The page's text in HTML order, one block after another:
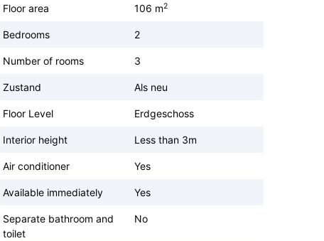
Floor area 106 m2
Bedrooms 2
Number of rooms 3
Zustand Als neu
Floor Level Erdgeschoss
Interior height Less than 3m
Air conditioner Yes
Available immediately Yes
Separate bathroom and
toilet
No